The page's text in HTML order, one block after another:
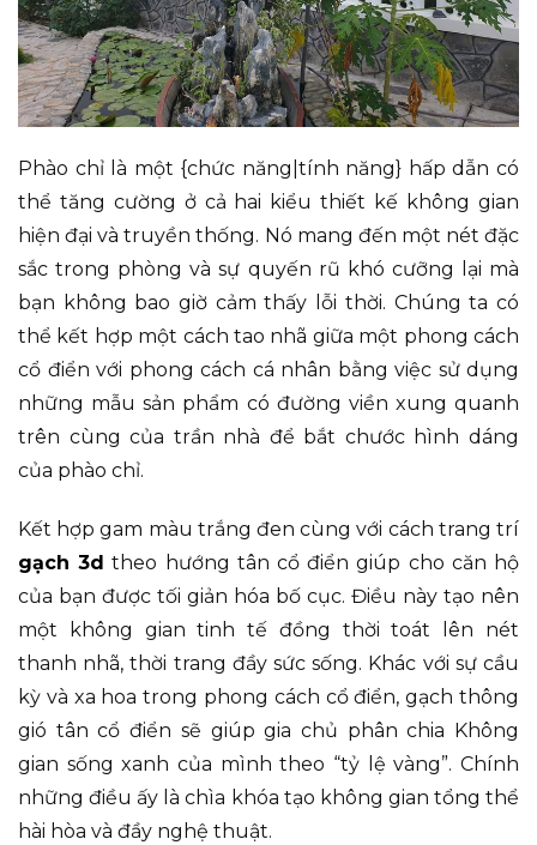
Phào chỉ là một {chức năng|tính năng} hấp dẫn có
thể tăng cường ở cả hai kiểu thiết kế không gian
hiện đại và truyền thống. Nó mang đến một nét đặc
sắc trong phòng và sự quyến rũ khó cưỡng lại mà
bạn không bao giờ cảm thấy lỗi thời. Chúng ta có
thể kết hợp một cách tao nhã giữa một phong cách
cổ điển với phong cách cá nhân bằng việc sử dụng
những mẫu sản phẩm có đường viền xung quanh
trên cùng của trần nhà để bắt chước hình dáng
của phào chỉ.
Kết hợp gam màu trắng đen cùng với cách trang trí
gạch 3d theo hướng tân cổ điển giúp cho căn hộ
của bạn được tối giản hóa bố cục. Điều này tạo nên
một không gian tinh tế đồng thời toát lên nét
thanh nhã, thời trang đầy sức sống. Khác với sự cầu
kỳ và xa hoa trong phong cách cổ điển, gạch thông
gió tân cổ điển sẽ giúp gia chủ phân chia Không
gian sống xanh của mình theo “tỷ lệ vàng”. Chính
những điều ấy là chìa khóa tạo không gian tổng thể
hài hòa và đầy nghệ thuật.